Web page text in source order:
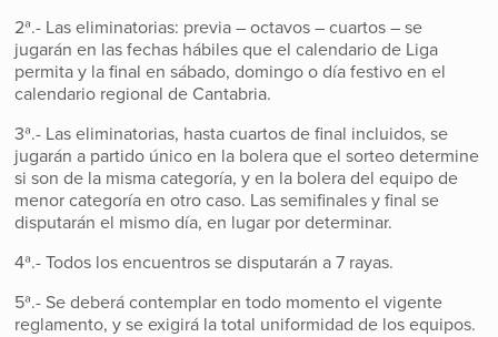
2ª.- Las eliminatorias: previa – octavos – cuartos – se
jugarán en las fechas hábiles que el calendario de Liga
permita y la final en sábado, domingo o día festivo en el
calendario regional de Cantabria.
3ª.- Las eliminatorias, hasta cuartos de final incluidos, se
jugarán a partido único en la bolera que el sorteo determine
si son de la misma categoría, y en la bolera del equipo de
menor categoría en otro caso. Las semifinales y final se
disputarán el mismo día, en lugar por determinar.
4ª.- Todos los encuentros se disputarán a 7 rayas.
5ª.- Se deberá contemplar en todo momento el vigente
reglamento, y se exigirá la total uniformidad de los equipos.